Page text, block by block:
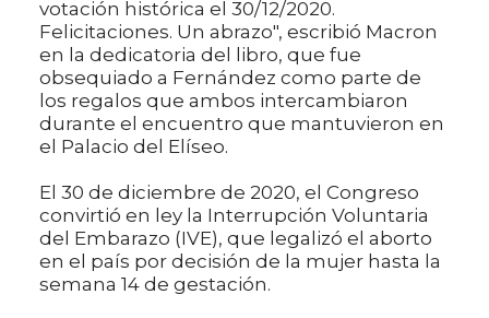
votación histórica el 30/12/2020.
Felicitaciones. Un abrazo", escribió Macron
en la dedicatoria del libro, que fue
obsequiado a Fernández como parte de
los regalos que ambos intercambiaron
durante el encuentro que mantuvieron en
el Palacio del Elíseo.
El 30 de diciembre de 2020, el Congreso
convirtió en ley la Interrupción Voluntaria
del Embarazo (IVE), que legalizó el aborto
en el país por decisión de la mujer hasta la
semana 14 de gestación.